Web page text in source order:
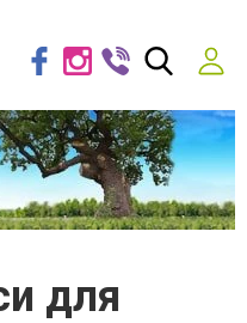
для